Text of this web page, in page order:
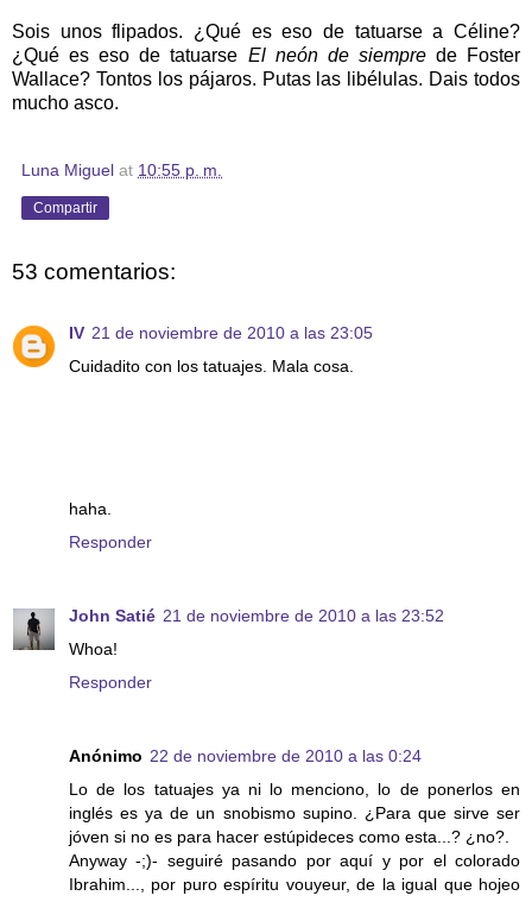
Sois unos flipados. ¿Qué es eso de tatuarse a Céline?
¿Qué es eso de tatuarse El neón de siemprede Foster
Wallace? Tontos los pájaros. Putas las libélulas. Dais todos
mucho asco.
Luna Miguel at 10:55 p. m.
Compartir
53 comentarios:
IV 21 de noviembre de 2010 a las 23:05
Cuidadito con los tatuajes. Mala cosa.
haha.
Responder
John Satié 21 de noviembre de 2010 a las 23:52
Whoa!
Responder
Anónimo 22 de noviembre de 2010 a las 0:24
Lo de los tatuajes ya ni lo menciono, lo de ponerlos en
inglés es ya de un snobismo supino. ¿Para que sirve ser
jóven si no es para hacer estúpideces como esta...? ¿no?.
Anyway -;)- seguiré pasando por aquí y por el colorado
Ibrahim..., por puro espíritu vouyeur, de la igual que hojeo